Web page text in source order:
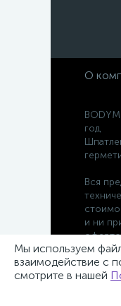
О
год
Вся
и ни
Для
Мы используем
взаимодействие с
смотрите в нашей